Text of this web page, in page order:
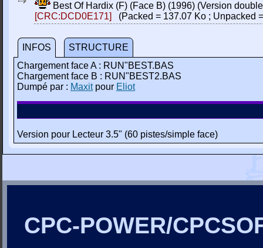
Best Of Hardix (F) (Face B) (1996) (Version
[CRC:DCD0E171]
(Packed = 137.07 Ko ; Unpacked
INFOS
STRUCTURE
Chargement face A : RUN"BEST.BAS
Chargement face B : RUN"BEST2.BAS
Dumpé par : Maxitpour Eliot
Version pour Lecteur 3.5" (60 pistes/simple face)
CPC-POWER/